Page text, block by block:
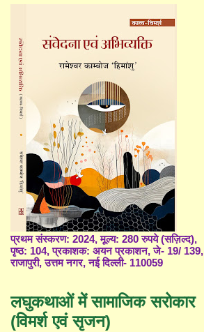
प्रथम संस्करण: 2024, मूल्य: 280 रुपये (सज़िल्द),
पृष्ठ: 104, प्रकाशक: अयन प्रकाशन, जे- 19/ 139,
राजापुरी, उत्तम नगर, नई दिल्ली- 110059
लघुकथाओं में सामाजिक सरोकार
(विमर्श एवं सृजन)